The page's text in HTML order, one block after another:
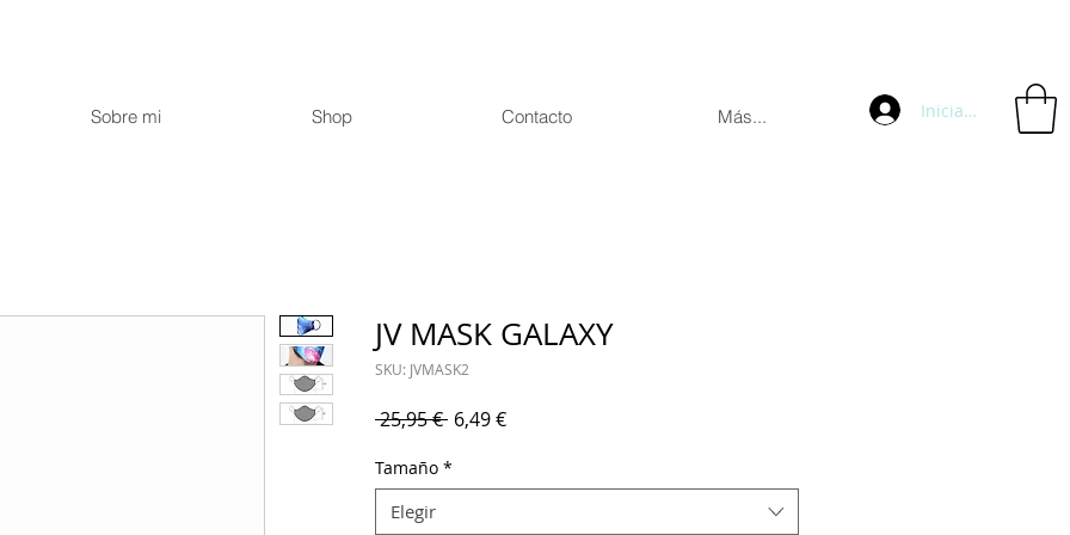
Sobre mi Shop Contacto Más... Iniciar sesión
JV MASK GALAXY
SKU: JVMASK2
25,95 € Precio
6,49 €Precio
Tamaño *
Elegir